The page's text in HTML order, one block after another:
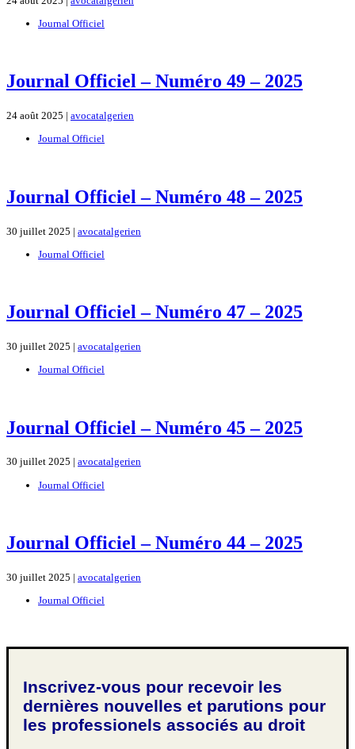
Journal Officiel
Journal Officiel – Numéro 49 – 2025
24 août 2025 | avocatalgerien
Journal Officiel
Journal Officiel – Numéro 48 – 2025
30 juillet 2025 | avocatalgerien
Journal Officiel
Journal Officiel – Numéro 47 – 2025
30 juillet 2025 | avocatalgerien
Journal Officiel
Journal Officiel – Numéro 45 – 2025
30 juillet 2025 | avocatalgerien
Journal Officiel
Journal Officiel – Numéro 44 – 2025
30 juillet 2025 | avocatalgerien
Journal Officiel
Inscrivez-vous pour recevoir les
dernières nouvelles et parutions pour
les professionels associés au droit